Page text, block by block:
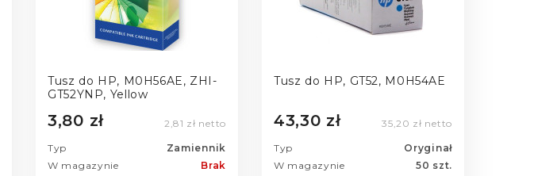
Tusz do HP, M0H56AE, ZHI-
GT52YNP, Yellow
3,80 zł 2,81 zł netto
Typ
Zamiennik
W magazynie
Brak
Tusz do HP, GT52, M0H54AE
43,30 zł 35,20 zł netto
Typ
Oryginał
W magazynie
50 szt.